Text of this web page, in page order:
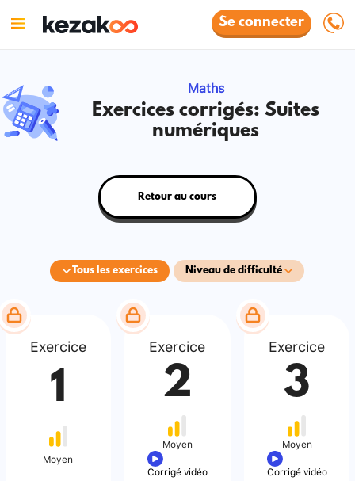
Se connecter
Maths
Exercices corrigés: Suites
numériques
Tous les exercices Niveau de difficulté
Retour au cours
Exercice
1
Moyen
Exercice
2
Moyen
Corrigé vidéo
Exercice
3
Moyen
Corrigé vidéo